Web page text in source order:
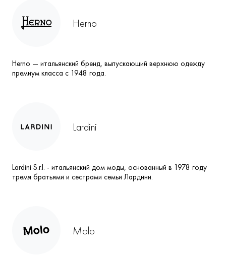
Herno
Herno — итальянский бренд, выпускающий верхнюю одежду
премиум класса с 1948 года.
Lardini
Lardini S.r.l. - итальянский дом моды, основанный в 1978 году
тремя братьями и сестрами семьи Лардини.
Molo